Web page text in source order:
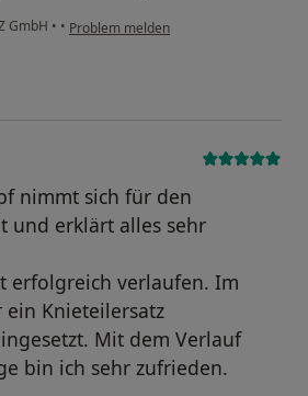
GmbH • • Problem melden
nimmt sich für den
und erklärt alles sehr
erfolgreich verlaufen. Im
ein Knieteilersatz
Mit dem Verlauf
bin ich sehr zufrieden.